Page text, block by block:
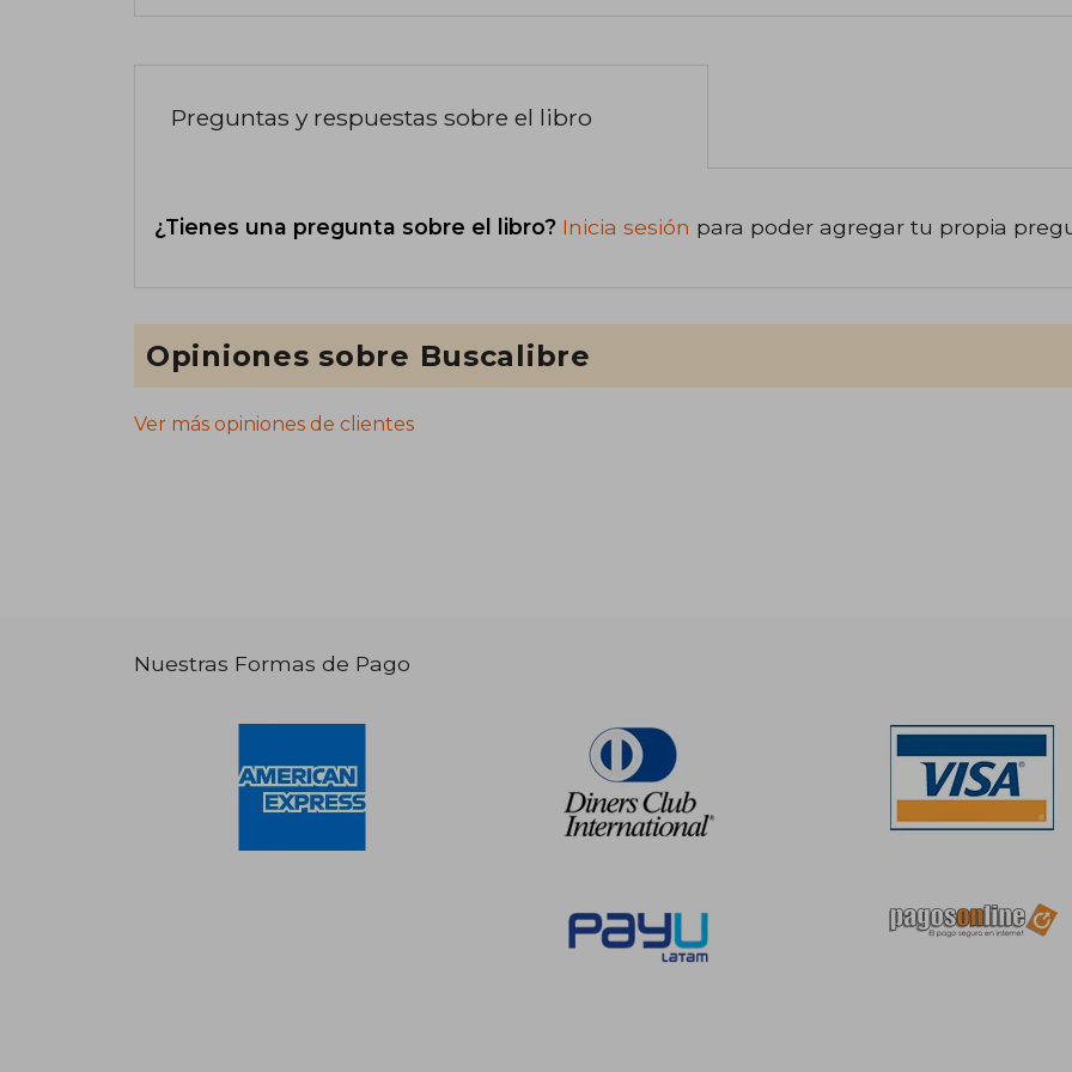
Preguntas y respuestas sobre el libro
¿Tienes una pregunta sobre el libro? Inicia sesión para poder agregar tu propia
Opiniones sobre Buscalibre
Ver más opiniones de clientes
Nuestras Formas de Pago